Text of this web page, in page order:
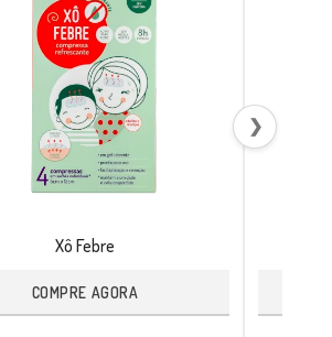
Xô Febre
COMPRE AGORA
❯